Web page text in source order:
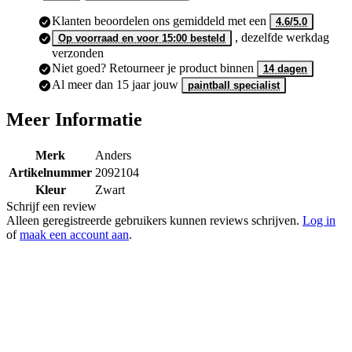
Klanten beoordelen ons gemiddeld met een
4.6/5.0
Op voorraad en voor 15:00 besteld
, dezelfde werkdag
verzonden
Niet goed? Retourneer je product binnen
14 dagen
Al meer dan 15 jaar jouw paintball specialist
Meer Informatie
Merk
Anders
Artikelnummer 2092104
Kleur
Zwart
Schrijf een review
Alleen geregistreerde gebruikers kunnen reviews schrijven. Log in
ofmaak een account aan.